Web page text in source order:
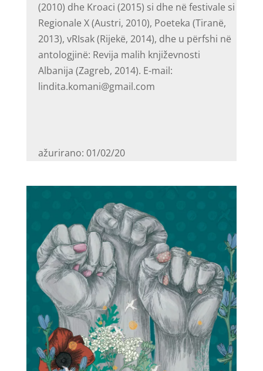
(2010) dhe Kroaci (2015) si dhe në festivale si
Regionale X (Austri, 2010), Poeteka (Tiranë,
2013), vRIsak (Rijekë, 2014), dhe u përfshi në
antologjinë: Revija malih književnosti
Albanija (Zagreb, 2014). E-mail:
lindita.komani@gmail.com
ažurirano: 01/02/20